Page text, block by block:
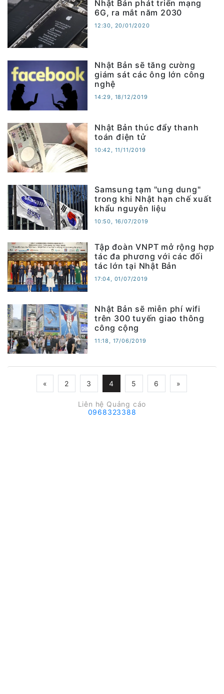
Nhật Bản phát triển mạng
6G, ra mắt năm 2030
12:30, 20/01/2020
Nhật Bản sẽ tăng cường
giám sát các ông lớn công
nghệ
14:29, 18/12/2019
Nhật Bản thúc đẩy thanh
toán điện tử
10:42, 11/11/2019
Samsung tạm "ung dung"
trong khi Nhật hạn chế xuất
khẩu nguyên liệu
10:50, 16/07/2019
Tập đoàn VNPT mở rộng hợp
tác đa phương với các đối
tác lớn tại Nhật Bản
17:04, 01/07/2019
Nhật Bản sẽ miễn phí wifi
trên 300 tuyến giao thông
công cộng
11:18, 17/06/2019
« 2 3 4 5 6 »
Liên hệ Quảng cáo
0968323388